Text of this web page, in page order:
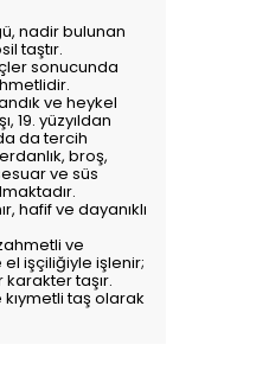
nadir bulunan
taştır.
sonucunda
ve heykel
19. yüzyıldan
da tercih
broş,
ve süs
hafif ve dayanıklı
ve
işçiliğiyle işlenir;
taşır.
kıymetli taş olarak